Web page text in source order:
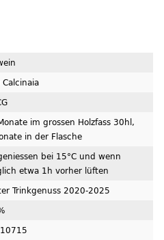
Calcinaia
im grossen Holzfass 30hl,
in der Flasche
bei 15°C und wenn
etwa 1h vorher lüften
Trinkgenuss 2020-2025